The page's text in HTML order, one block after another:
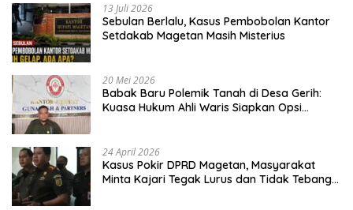
13 Juli 2026
Sebulan Berlalu, Kasus Pembobolan Kantor
Setdakab Magetan Masih Misterius
20 Mei 2026
Babak Baru Polemik Tanah di Desa Gerih:
Kuasa Hukum Ahli Waris Siapkan Opsi
24 April 2026
Kasus Pokir DPRD Magetan, Masyarakat
Minta Kajari Tegak Lurus dan Tidak Tebang